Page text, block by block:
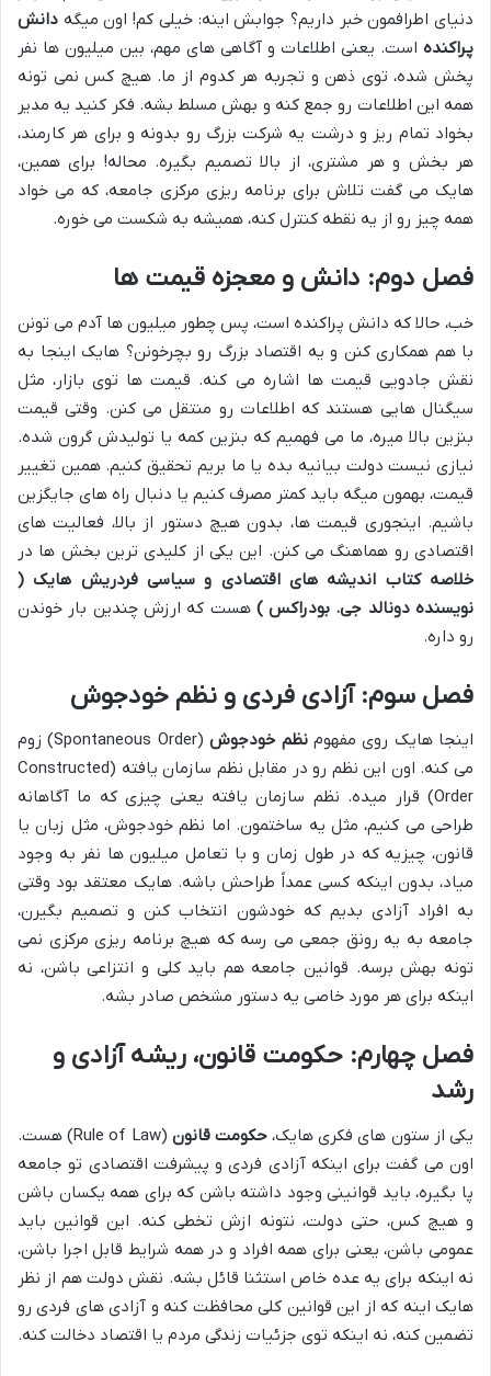
دنیای اطرافمون خبر داریم؟ جوابش اینه: خیلی کم! اون میگه دانش
پراکنده است. یعنی اطلاعات و آگاهی های مهم، بین میلیون ها نفر
پخش شده، توی ذهن و تجربه هر کدوم از ما. هیچ کس نمی تونه
همه این اطلاعات رو جمع کنه و بهش مسلط بشه. فکر کنید یه مدیر
بخواد تمام ریز و درشت یه شرکت بزرگ رو بدونه و برای هر کارمند،
هر بخش و هر مشتری، از بالا تصمیم بگیره. محاله! برای همین،
هایک می گفت تلاش برای برنامه ریزی مرکزی جامعه، که می خواد
همه چیز رو از یه نقطه کنترل کنه، همیشه به شکست می خوره.
فصل دوم: دانش و معجزه قیمت ها
خب، حالا که دانش پراکنده است، پس چطور میلیون ها آدم می تونن
با هم همکاری کنن و یه اقتصاد بزرگ رو بچرخونن؟ هایک اینجا به
نقش جادویی قیمت ها اشاره می کنه. قیمت ها توی بازار، مثل
سیگنال هایی هستند که اطلاعات رو منتقل می کنن. وقتی قیمت
بنزین بالا میره، ما می فهمیم که بنزین کمه یا تولیدش گرون شده.
نیازی نیست دولت بیانیه بده یا ما بریم تحقیق کنیم. همین تغییر
قیمت، بهمون میگه باید کمتر مصرف کنیم یا دنبال راه های جایگزین
باشیم. اینجوری قیمت ها، بدون هیچ دستور از بالا، فعالیت های
اقتصادی رو هماهنگ می کنن. این یکی از کلیدی ترین بخش ها در
خلاصه کتاب اندیشه های اقتصادی و سیاسی فردریش هایک (
نویسنده دونالد جی. بودراکس ) هست که ارزش چندین بار خوندن
رو داره.
فصل سوم: آزادی فردی و نظم خودجوش
اینجا هایک روی مفهومنظم خودجوش
(Spontaneous Order) زوم
می کنه. اون این نظم رو در مقابل نظم سازمان یافته (Constructed
Order) قرار میده. نظم سازمان یافته یعنی چیزی که ما آگاهانه
طراحی می کنیم، مثل یه ساختمون. اما نظم خودجوش، مثل زبان یا
قانون، چیزیه که در طول زمان و با تعامل میلیون ها نفر به وجود
میاد، بدون اینکه کسی عمداً طراحش باشه. هایک معتقد بود وقتی
به افراد آزادی بدیم که خودشون انتخاب کنن و تصمیم بگیرن،
جامعه به یه رونق جمعی می رسه که هیچ برنامه ریزی مرکزی نمی
تونه بهش برسه. قوانین جامعه هم باید کلی و انتزاعی باشن، نه
اینکه برای هر مورد خاصی یه دستور مشخص صادر بشه.
فصل چهارم: حکومت قانون، ریشه آزادی و
رشد
یکی از ستون های فکری هایک،حکومت قانون
(Rule of Law) هست.
اون می گفت برای اینکه آزادی فردی و پیشرفت اقتصادی تو جامعه
پا بگیره، باید قوانینی وجود داشته باشن که برای همه یکسان باشن
و هیچ کس، حتی دولت، نتونه ازش تخطی کنه. این قوانین باید
عمومی باشن، یعنی برای همه افراد و در همه شرایط قابل اجرا باشن،
نه اینکه برای یه عده خاص استثنا قائل بشه. نقش دولت هم از نظر
هایک اینه که از این قوانین کلی محافظت کنه و آزادی های فردی رو
تضمین کنه، نه اینکه توی جزئیات زندگی مردم یا اقتصاد دخالت کنه.